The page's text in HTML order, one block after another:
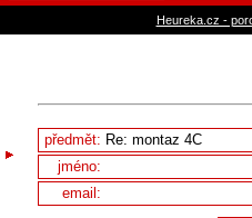
Heureka.cz -
předmět:
jméno:
email: